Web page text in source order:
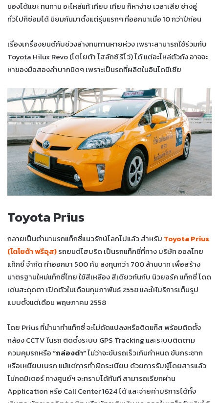
ของได้แยะ ทนทาน อะไหล่แท้ เทียบ เทียม ก็หาง่าย เวลาเสีย ช่างอู่
ทั่วไปก็ซ่อมได้ นิยมกันมาตั้งแต่รุ่นแรกๆ ที่ออกมาเมื่อ 10 กว่าปีก่อน
เรื่องเครื่องยนต์กับช่วงล่างทนทานหายห่วง เพราะสามารถใช้ร่วมกับ
Toyota Hilux Revo (โตโยต้า ไฮลักซ์ รีโว่) ได้ แต่อะไหล่ตัวถัง อาจจะ
หาของมือสองลำบากนิดๆ เพราะเป็นรถที่ผลิตในอินโดนีเซีย
Toyota Prius
กลายเป็นตำนานรถแท็กซี่แนวรักษ์โลกไปแล้ว สำหรับ Toyota Prius
(โตโยต้า พรีอุส)รถยนต์ไฮบริด เป็นรถแท็กซี่ที่ทาง บริษัท ออลไทย
แท็กซี่ จำกัด ทำออกมา 500 คัน ลงทุนกว่า 700 ล้านบาท เพื่อสร้าง
มาตรฐานใหม่แท็กซี่ไทย ใช้สีเหลือง สีเดียวกันกับ นิวยอร์ค แท็กซี่ โดด
เด่นสะดุดตา เปิดตัวในเดือนกุมภาพันธ์ 2558 และให้บริการเต็มรูป
แบบตั้งแต่เดือน พฤษภาคม 2558
โดย Prius ที่นำมาทำแท็กซี่ จะไม่ดัดแปลงหรือติดแก๊ส พร้อมติดตั้ง
กล้อง CCTV ในรถ ติดตั้งระบบ GPS Tracking และระบบติดตาม
ควบคุมรถหรือ“กล่องดำ”ไม่ว่าจะขับรถเร็วเกินกำหนด ขับกระชาก
หรือเหยียบเบรก แม้แต่การทำผิดระเบียบ ด้วยการรับผู้โดยสารแล้ว
ไม่กดมิเตอร์ ทางศูนย์ฯ จะทราบได้ทันที สามารถเรียกผ่าน
Application หรือ Call Center 1624 ได้ และจ่ายค่าบริการได้ทั้ง